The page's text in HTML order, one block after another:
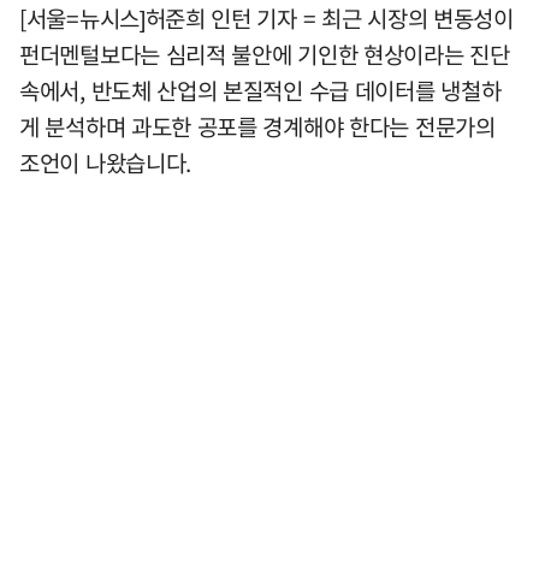
[서울=뉴시스]허준희 인턴 기자 = 최근 시장의 변동성이
펀더멘털보다는 심리적 불안에 기인한 현상이라는 진단
속에서, 반도체 산업의 본질적인 수급 데이터를 냉철하
게 분석하며 과도한 공포를 경계해야 한다는 전문가의
조언이 나왔습니다.